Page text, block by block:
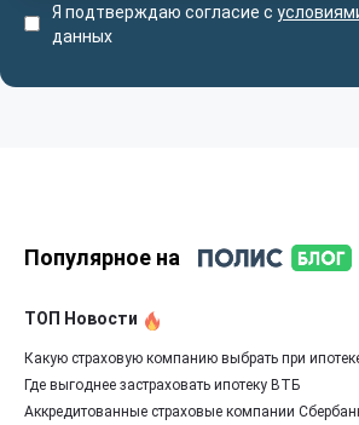
Я подтверждаю согласие с
данных
Популярное на
ТОП Новости
Какую страховую компанию выбрать при
Где выгоднее застраховать ипотеку ВТБ
Аккредитованные страховые компании